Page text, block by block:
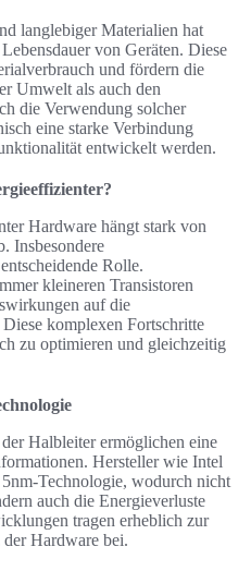
langlebiger Materialien hat
von Geräten. Diese
und fördern die
Umwelt als auch den
die Verwendung solcher
eine starke Verbindung
entwickelt werden.
Hardware hängt stark von
Insbesondere
Rolle.
kleineren Transistoren
auf die
komplexen Fortschritte
zu optimieren und gleichzeitig
Halbleiter ermöglichen eine
Hersteller wie Intel
Technologie, wodurch nicht
auch die Energieverluste
tragen erheblich zur
Hardware bei.